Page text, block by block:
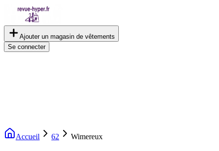
Ajouter un magasin de vêtements
Se connecter
Accueil 62 Wimereux